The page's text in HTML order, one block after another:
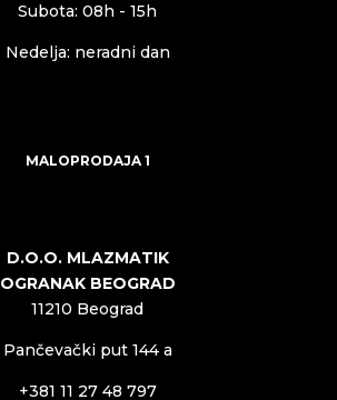
Subota: 08h - 15h
Nedelja: neradni dan
MALOPRODAJA 1
D.O.O. MLAZMATIK
OGRANAK BEOGRAD
11210 Beograd
Pančevački put 144 a
+381 11 27 48 797